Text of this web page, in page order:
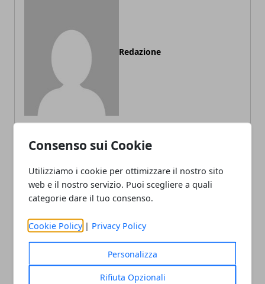
Consenso sui Cookie
Utilizziamo i cookie per ottimizzare il nostro sito
web e il nostro servizio. Puoi scegliere a quali
categorie dare il tuo consenso.
Cookie Policy | Privacy Policy
Personalizza
Rifiuta Opzionali
Redazione